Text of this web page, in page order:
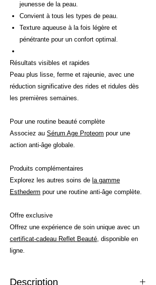
jeunesse de la peau.
Convient à tous les types de peau.
Texture aqueuse à la fois légère et
pénétrante pour un confort optimal.
Résultats visibles et rapides
Peau plus lisse, ferme et rajeunie, avec une
réduction significative des rides et ridules dès
les premières semaines.
Pour une routine beauté complète
Associez au Sérum Age Proteom pour une
action anti-âge globale.
Produits complémentaires
Explorez les autres soins de la gamme
Esthederm pour une routine anti-âge complète.
Offre exclusive
Offrez une expérience de soin unique avec un
certificat-cadeau Reflet Beauté, disponible en
ligne.
Description